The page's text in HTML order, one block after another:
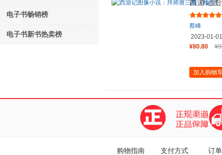
电子书畅销榜
电子书新书热卖榜
西游记
蔡峰
2023-01-01
¥80.80
加入购物
购物指南 支付方式 订